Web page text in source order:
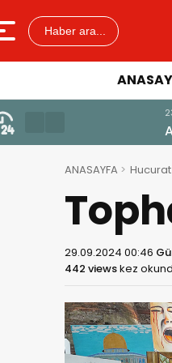
Haber ara...
23 Aralık 2025 - 13:14
Ayetlerle
ANASAYFA
29.09.2024 00:46
442 viewskez